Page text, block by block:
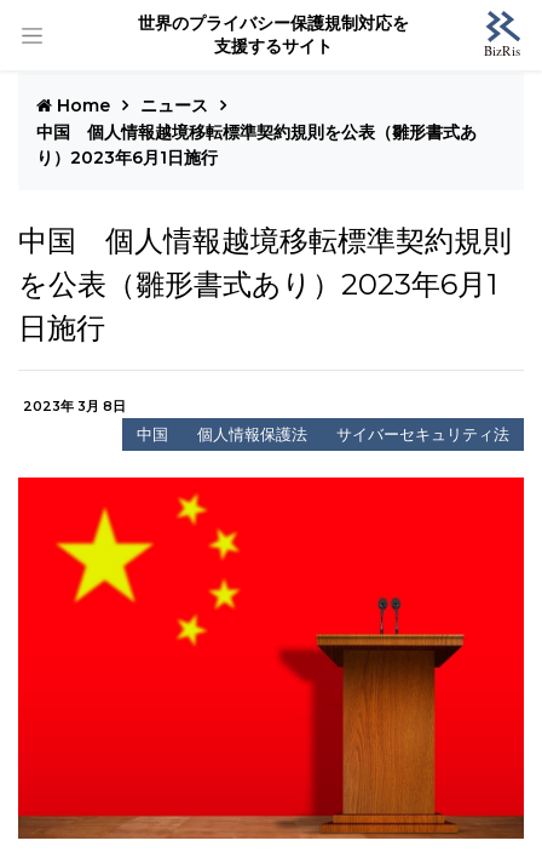
世界のプライバシー保護規制対応を
支援するサイト
Home
ニュース
中国 個人情報越境移転標準契約規則を公表（雛形書式あ
り）2023年6月1日施行
中国 個人情報越境移転標準契約規則
を公表（雛形書式あり）2023年6月1
日施行
2023年 3月 8日
中国 個人情報保護法 サイバーセキュリティ法